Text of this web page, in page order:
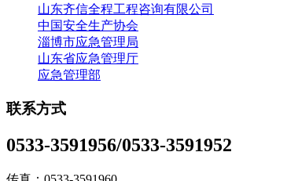
山东齐信全程工程咨询有限公司
中国安全生产协会
淄博市应急管理局
山东省应急管理厅
应急管理部
联系方式
0533-3591956/0533-3591952